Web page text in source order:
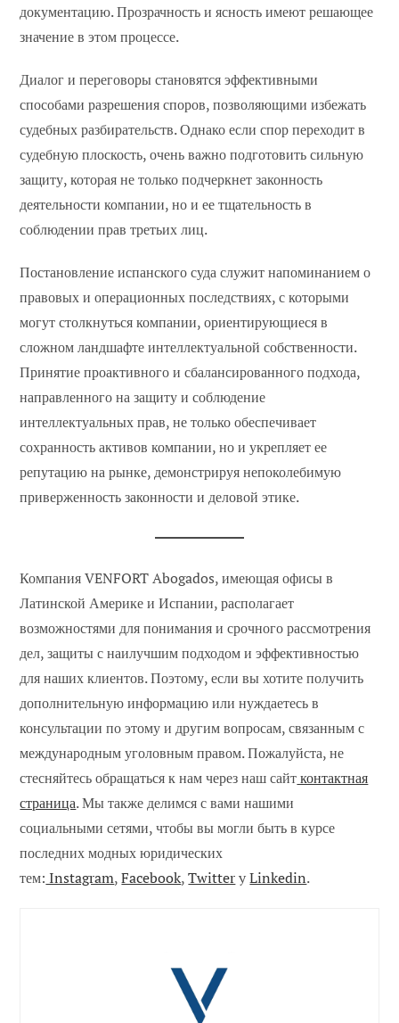
документацию. Прозрачность и ясность имеют решающее
значение в этом процессе.
Диалог и переговоры становятся эффективными
способами разрешения споров, позволяющими избежать
судебных разбирательств. Однако если спор переходит в
судебную плоскость, очень важно подготовить сильную
защиту, которая не только подчеркнет законность
деятельности компании, но и ее тщательность в
соблюдении прав третьих лиц.
Постановление испанского суда служит напоминанием о
правовых и операционных последствиях, с которыми
могут столкнуться компании, ориентирующиеся в
сложном ландшафте интеллектуальной собственности.
Принятие проактивного и сбалансированного подхода,
направленного на защиту и соблюдение
интеллектуальных прав, не только обеспечивает
сохранность активов компании, но и укрепляет ее
репутацию на рынке, демонстрируя непоколебимую
приверженность законности и деловой этике.
Компания VENFORT Abogados, имеющая офисы в
Латинской Америке и Испании, располагает
возможностями для понимания и срочного рассмотрения
дел, защиты с наилучшим подходом и эффективностью
для наших клиентов. Поэтому, если вы хотите получить
дополнительную информацию или нуждаетесь в
консультации по этому и другим вопросам, связанным с
международным уголовным правом. Пожалуйста, не
стесняйтесь обращаться к нам через наш сайтконтактная
страница. Мы также делимся с вами нашими
социальными сетями, чтобы вы могли быть в курсе
последних модных юридических
тем: Instagram,Facebook,TwitteryLinkedin.